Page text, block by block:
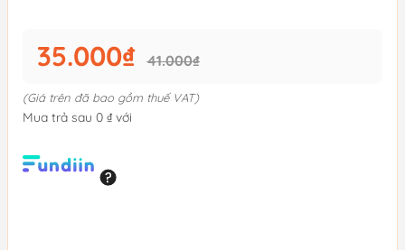
35.000₫ 41.000₫
(Giá trên đã bao gồm thuế VAT)
Mua trả sau 0 ₫ với